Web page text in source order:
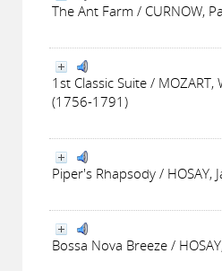
The Ant Farm / CURNOW,
1st Classic Suite /
(1756-1791)
Piper's Rhapsody / HOSAY,
Bossa Nova Breeze /